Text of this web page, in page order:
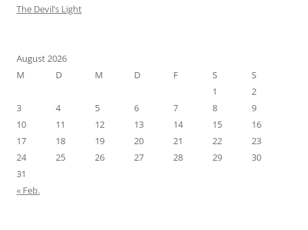
The Devil’s Light
August 2026
M
D M D F S
S
1
2
3
4 5 6 7 8
9
10
11 12 13 14 15
16
17
18 19 20 21 22
23
24
25 26 27 28 29
30
31
« Feb.